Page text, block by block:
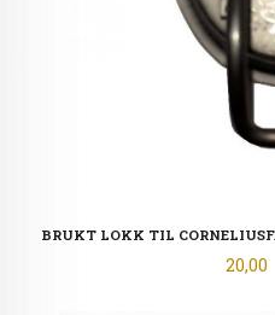
BRUKT LOKK TIL
Tilbud
20,00